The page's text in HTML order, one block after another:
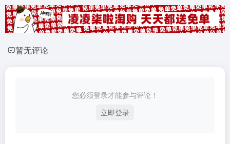
暂无评论
您必须登录才能参与评论！
立即登录